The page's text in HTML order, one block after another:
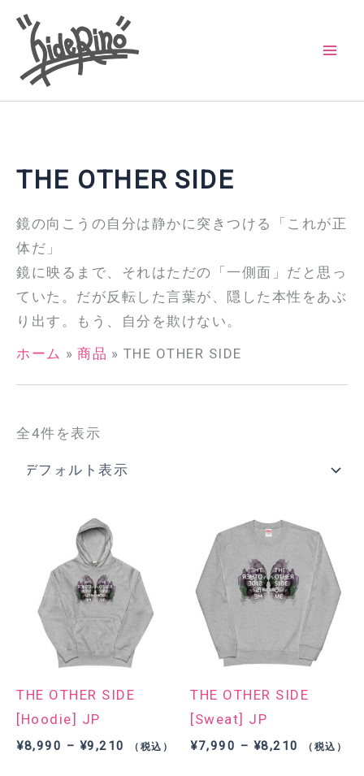
THE OTHER SIDE
鏡の向こうの自分は静かに突きつける「これが正
体だ」
鏡に映るまで、それはただの「一側面」だと思っ
ていた。だが反転した言葉が、隠した本性をあぶ
り出す。もう、自分を欺けない。
ホーム
商品 THE OTHER SIDE
全4件を表示
THE OTHER SIDE
[Hoodie] JP
¥8,990 – ¥9,210 価（税込）
THE OTHER SIDE
[Sweat] JP
¥7,990 – ¥8,210 価（税込）